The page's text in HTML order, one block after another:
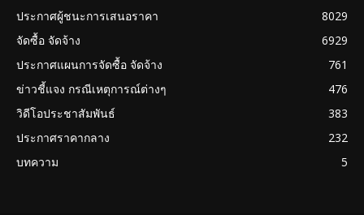
ประกาศผู้ชนะการเสนอราคา
8029
จัดซื้อ จัดจ้าง
6929
ประกาศแผนการจัดซื้อ จัดจ้าง
761
ข่าวชี้แจง กรณีเหตุการณ์ต่างๆ
476
วิดีโอประชาสัมพันธ์
383
ประกาศราคากลาง
232
บทความ
5